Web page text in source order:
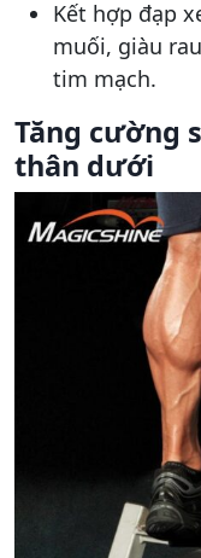
Kết hợp đạp
muối, giàu
tim mạch.
Tăng cường
thân dưới